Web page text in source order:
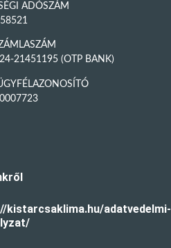
ADÓSZÁM
21451195 (OTP BANK)
kistarcsaklima.hu/adatvedelmi-